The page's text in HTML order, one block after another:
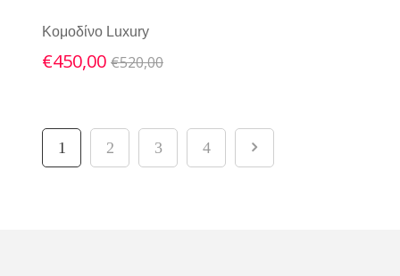
Κομοδίνο Luxury
€520,00Original
€520,00.
€450,00
Current
€450,00.
1 2 3 4